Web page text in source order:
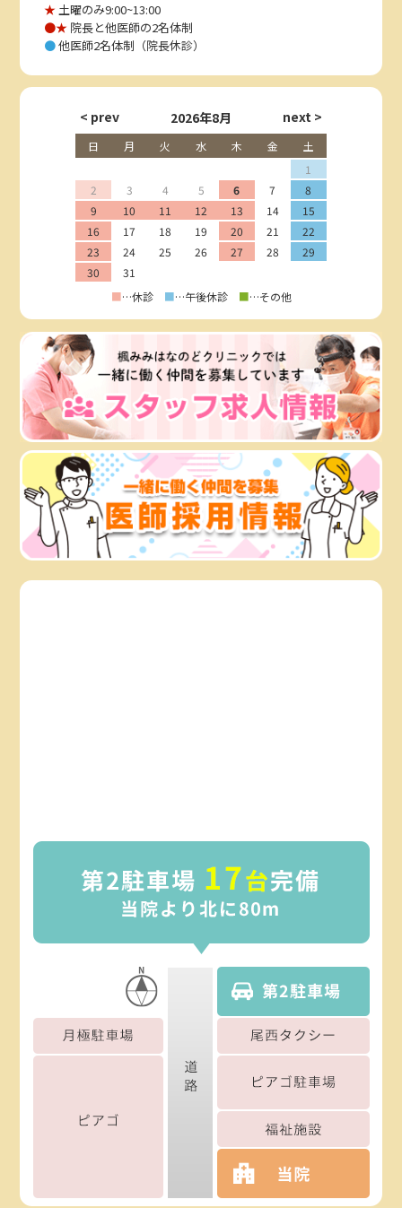
★土曜のみ9:00~13:00
●★ 院長と他医師の2名体制
●他医師2名体制（院長休診）
2026年8月
日 月 火 水 木 金
土
1
2
3 4 5 6 7
8
9
10 11 12 13 14
15
16
17 18 19 20 21
22
23
24 25 26 27 28
29
30
31
■…休診 ■…午後休診 ■…その他